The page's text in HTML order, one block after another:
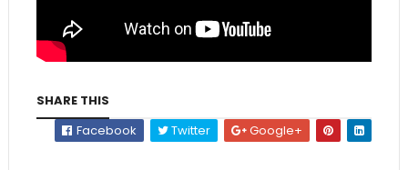
SHARE THIS
Facebook
Twitter Google+